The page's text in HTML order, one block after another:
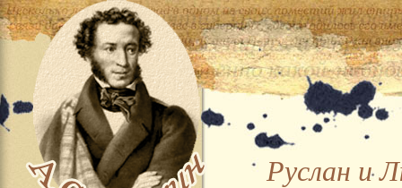
Руслан и